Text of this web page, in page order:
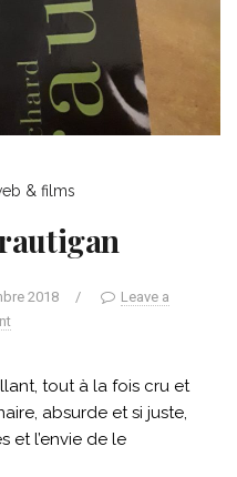
& films
2018 /
Leave a
tout à la fois cru et
absurde et si juste,
et l’envie de le